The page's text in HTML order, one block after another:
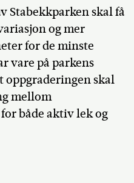
Stabekkparken skal få
og mer
for de minste
vare på parkens
oppgraderingen skal
mellom
både aktiv lek og